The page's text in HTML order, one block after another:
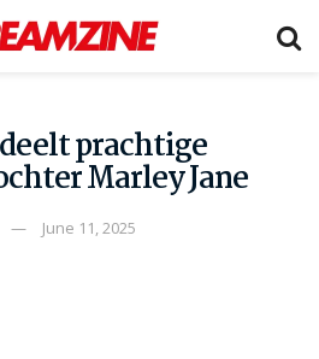
prachtige
Marley Jane
June 11, 2025